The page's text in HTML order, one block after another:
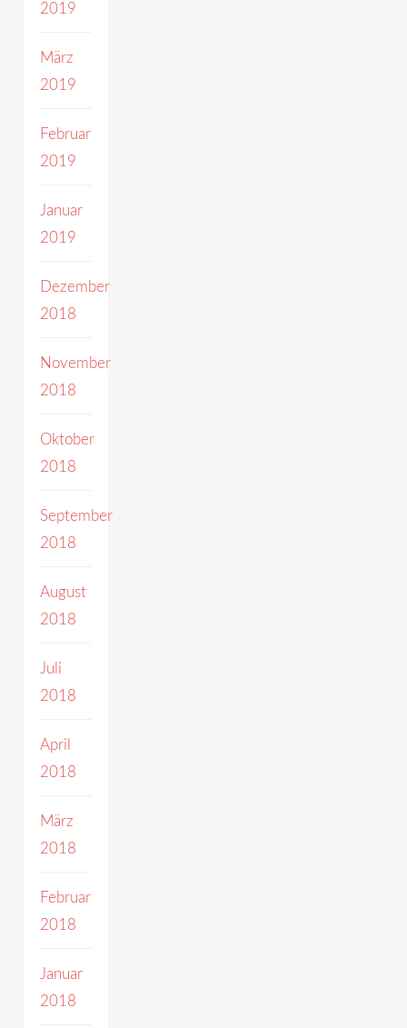
2019
März
2019
Februar
2019
Januar
2019
Dezember
2018
November
2018
Oktober
2018
September
2018
August
2018
Juli
2018
April
2018
März
2018
Februar
2018
Januar
2018